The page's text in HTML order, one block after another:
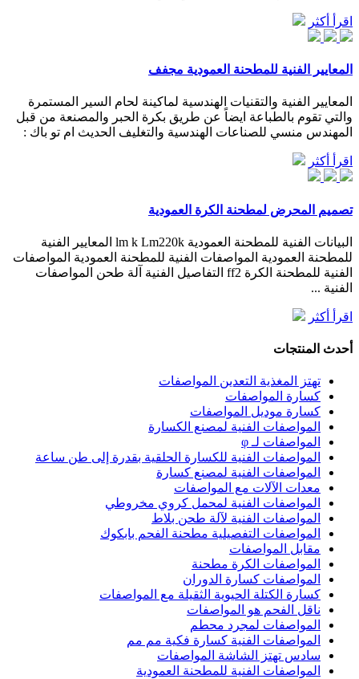
اقرأ أكثر
المعايير الفنية للمطحنة العمودية مجفف
المعايير الفنية والتقنيات الهندسية لماكينة لحام السير المستمرة
والتي تقوم بالطباعة ايضاً عن طريق بكرة الحبر والمصنعة من قبل
المهندس منسي للصناعات الهندسية والتغليف الحديث ام تو باك :
اقرأ أكثر
تصميم المحرض لمطحنة الكرة العمودية
البيانات الفنية للمطحنة العمودية lm k Lm220k المعايير الفنية
للمطحنة العمودية المواصفات الفنية للمطحنة العمودية المواصفات
الفنية للمطحنة الكرة ff2 التفاصيل الفنية آلة طحن المواصفات
الفنية ...
اقرأ أكثر
أحدث المنتجات
تهتز المغذية التعدين المواصفات
كسارة المواصفات
كسارة موديل المواصفات
المواصفات الفنية لمصنع الكسارة
المواصفات لـ φ
المواصفات الفنية للكسارة الحلقية بقدرة إلى طن ساعة
المواصفات الفنية لمصنع كسارة
معدات الآلات مع المواصفات
المواصفات الفنية لمحمل كروي مخروطي
المواصفات الفنية لآلة طحن بلاط
المواصفات التفصيلية مطحنة الفحم بابكوك
مقابل المواصفات
المواصفات الكرة مطحنة
المواصفات كسارة الدوران
كسارة الكتلة الحيوية الثقيلة مع المواصفات
ناقل الفحم هو المواصفات
المواصفات لمجرد محطم
المواصفات الفنية كسارة فكية مم مم
سادس تهتز الشاشة المواصفات
المواصفات الفنية للمطحنة العمودية